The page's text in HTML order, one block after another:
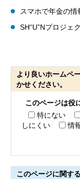
スマホで年金の情
SH“U”Nプロジェ
より良いホームペ
かせください。
このページは役
特にない
しにくい
情
このページに関する